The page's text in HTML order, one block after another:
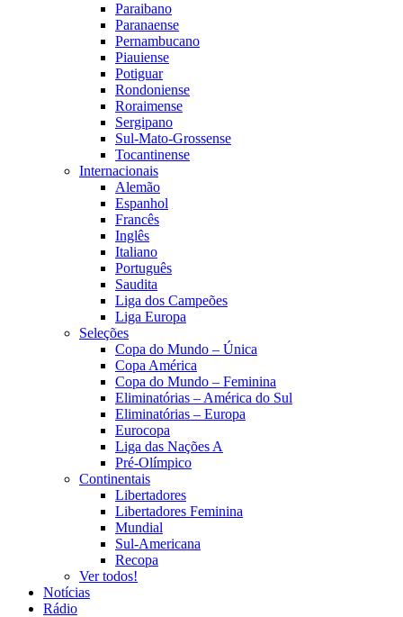
Paraibano
Paranaense
Pernambucano
Piauiense
Potiguar
Rondoniense
Roraimense
Sergipano
Sul-Mato-Grossense
Tocantinense
Internacionais
Alemão
Espanhol
Francês
Inglês
Italiano
Português
Saudita
Liga dos Campeões
Liga Europa
Seleções
Copa do Mundo – Única
Copa América
Copa do Mundo – Feminina
Eliminatórias – América do Sul
Eliminatórias – Europa
Eurocopa
Liga das Nações A
Pré-Olímpico
Continentais
Libertadores
Libertadores Feminina
Mundial
Sul-Americana
Recopa
Ver todos!
Notícias
Rádio